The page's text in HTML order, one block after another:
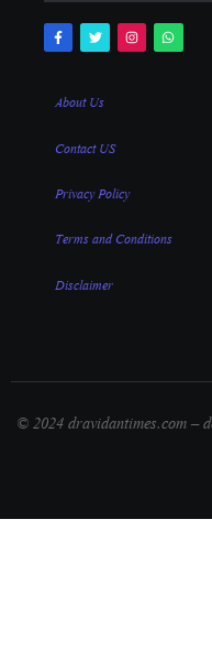
About Us
Contact US
Privacy Policy
Terms and Conditions
Disclaimer
© 2024 dravidantimes.com –